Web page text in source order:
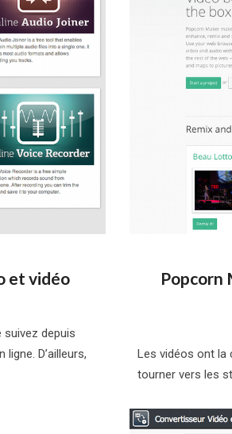
et vidéo
suivez depuis
D’ailleurs,
Popcorn
Les vidéos ont la
tourner vers les